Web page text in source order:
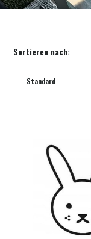
Sortieren nach:
Standard